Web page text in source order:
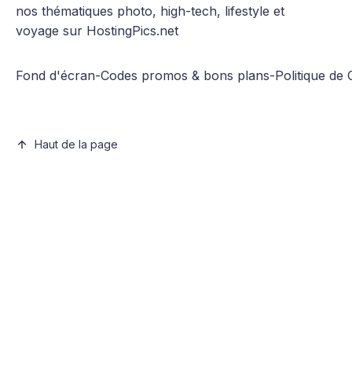
nos thématiques photo, high-tech, lifestyle et
voyage sur HostingPics.net
Fond d'écran-Codes promos & bons plans-Politique de
Haut de la page